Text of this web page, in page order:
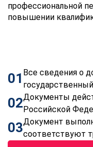
профессиональной
повышении
01 Все сведения о
02Документы
Российской
03Документ
соответствуют